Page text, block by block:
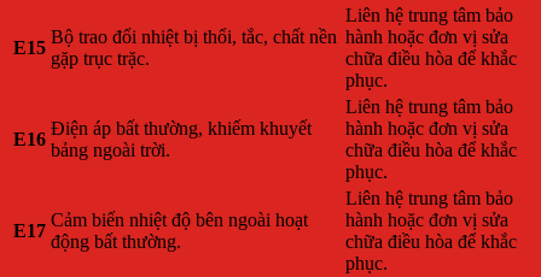
E15
Bộ trao đổi nhiệt bị thổi, tắc, chất nền
gặp trục trặc.
Liên hệ trung tâm bảo
hành hoặc đơn vị sửa
chữa điều hòa để khắc
phục.
E16
Điện áp bất thường, khiếm khuyết
bảng ngoài trời.
Liên hệ trung tâm bảo
hành hoặc đơn vị sửa
chữa điều hòa để khắc
phục.
E17
Cảm biến nhiệt độ bên ngoài hoạt
động bất thường.
Liên hệ trung tâm bảo
hành hoặc đơn vị sửa
chữa điều hòa để khắc
phục.